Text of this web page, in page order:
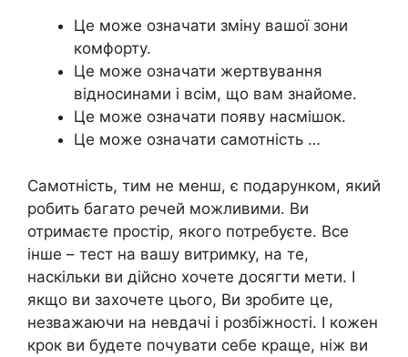
Це може означати зміну вашої зони
комфорту.
Це може означати жepтвування
відносинами і всім, що вам знайоме.
Це може означати появу насмішок.
Це може означати самотність …
Самотність, тим не менш, є подарунком, який
робить багато речей можливими. Ви
отримаєте простір, якого потребуєте. Все
інше – тест на вашу витримку, на те,
наскільки ви дійсно хочете досягти мети. І
якщо ви захочете цього, Ви зробите це,
незважаючи на невдачі і розбіжності. І кожен
крок ви будете почувати себе краще, ніж ви